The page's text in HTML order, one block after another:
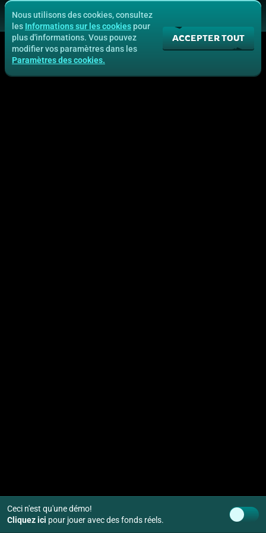
Ceci n'est qu'une démo!
Cliquez ici pour jouer avec des fonds réels.
Nous utilisons des cookies, consultez
les Informations sur les cookies pour
plus d'informations. Vous pouvez
modifier vos paramètres dans les
Paramètres des cookies.
ACCEPTER TOUT